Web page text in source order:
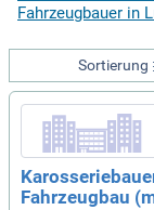
Fahrzeugbauer in
Sortierung
Fahrzeugbau